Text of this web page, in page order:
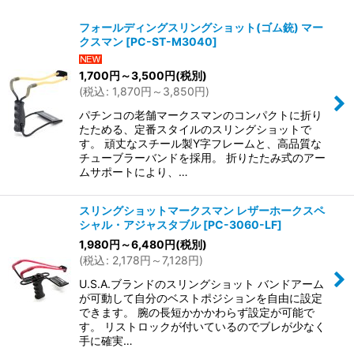
絞り込む
フォールディングスリングショット(ゴム銃) マー
クスマン [PC-ST-M3040]
1,700円 ～3,500円(税別)
(税込: 1,870円 ～3,850円)
パチンコの老舗マークスマンのコンパクトに折り
たためる、定番スタイルのスリングショットで
す。 頑丈なスチール製Y字フレームと、高品質な
チューブラーバンドを採用。 折りたたみ式のアー
ムサポートにより、…
スリングショットマークスマン レザーホークスペ
シャル・アジャスタブル [PC-3060-LF]
1,980円 ～6,480円(税別)
(税込: 2,178円 ～7,128円)
U.S.A.ブランドのスリングショット バンドアーム
が可動して自分のベストポジションを自由に設定
できます。 腕の長短かかかわらず設定が可能で
す。 リストロックが付いているのでブレが少なく
手に確実…